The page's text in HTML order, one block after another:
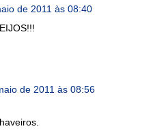
de 2011 às 08:40
de 2011 às 08:56